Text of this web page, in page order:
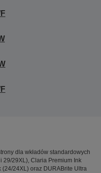
dla wkładów standardowych
29/29XL), Claria Premium Ink
24XL) oraz DURABrite Ultra